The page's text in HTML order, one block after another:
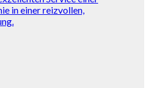
in einer reizvollen,